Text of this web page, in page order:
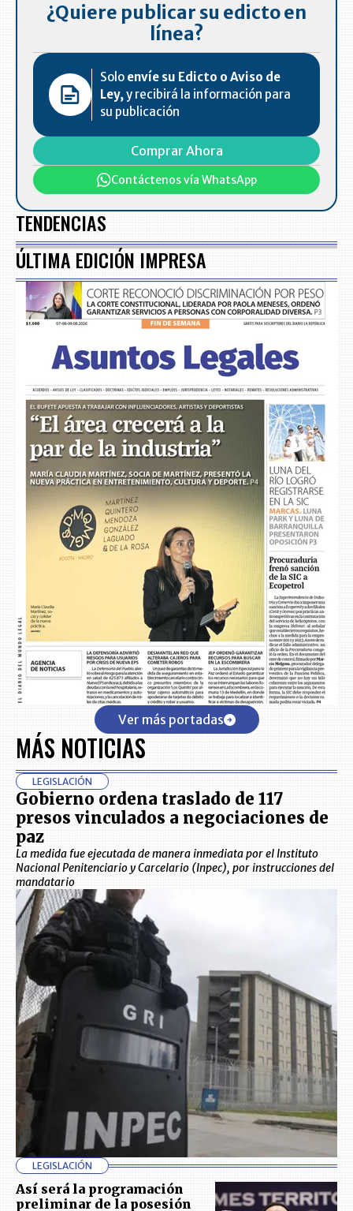
¿Quiere publicar su edicto en
línea?
Solo envíe su Edicto o Aviso de
Ley,y recibirá la información para
su publicación
Comprar Ahora
Contáctenos vía WhatsApp
TENDENCIAS
ÚLTIMA EDICIÓN IMPRESA
Ver más portadas
MÁS NOTICIAS
LEGISLACIÓN
Gobierno ordena traslado de 117
presos vinculados a negociaciones de
paz
La medida fue ejecutada de manera inmediata por el Instituto
Nacional Penitenciario y Carcelario (Inpec), por instrucciones del
mandatario
LEGISLACIÓN
Así será la programación
preliminar de la posesión